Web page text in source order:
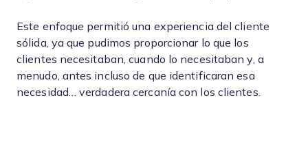
Este enfoque permitió una experiencia del cliente
sólida, ya que pudimos proporcionar lo que los
clientes necesitaban, cuando lo necesitaban y, a
menudo, antes incluso de que identificaran esa
necesidad… verdadera cercanía con los clientes.